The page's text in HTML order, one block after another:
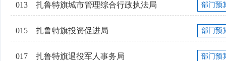
013 扎鲁特旗城市管理综合行政执法局 部门预
015 扎鲁特旗投资促进局 部门预
017 扎鲁特旗退役军人事务局 部门预